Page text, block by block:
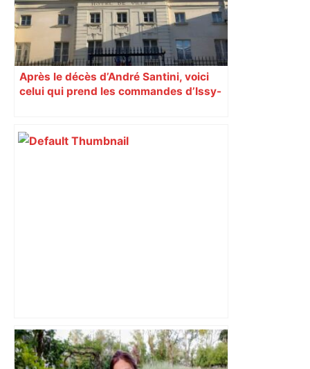
Après le décès d’André Santini, voici
celui qui prend les commandes d’Issy-
Près de Toulouse : dans cette zone
économique, un axe majeur va être